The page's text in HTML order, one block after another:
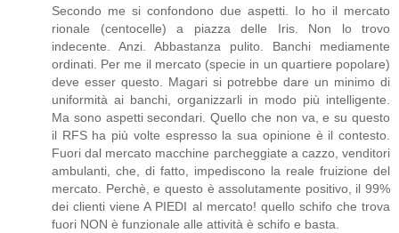
Secondo me si confondono due aspetti. Io ho il mercato
rionale (centocelle) a piazza delle Iris. Non lo trovo
indecente. Anzi. Abbastanza pulito. Banchi mediamente
ordinati. Per me il mercato (specie in un quartiere popolare)
deve esser questo. Magari si potrebbe dare un minimo di
uniformità ai banchi, organizzarli in modo più intelligente.
Ma sono aspetti secondari. Quello che non va, e su questo
il RFS ha più volte espresso la sua opinione è il contesto.
Fuori dal mercato macchine parcheggiate a cazzo, venditori
ambulanti, che, di fatto, impediscono la reale fruizione del
mercato. Perchè, e questo è assolutamente positivo, il 99%
dei clienti viene A PIEDI al mercato! quello schifo che trova
fuori NON è funzionale alle attività è schifo e basta.